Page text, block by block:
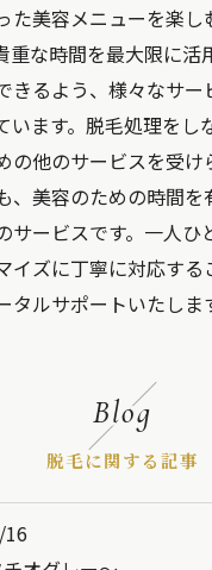
た美容メニューを楽し
重な時間を最大限に活
きるよう、様々なサー
います。脱毛処理をし
の他のサービスを受け
、美容のための時間を
サービスです。一人ひ
イズに丁寧に対応する
タルサポートいたしま
Blog
脱毛に関する記事